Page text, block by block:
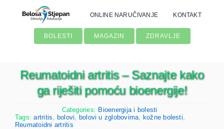
ONLINE NARUČIVANJE KONTAKT
BOLESTI MAGAZIN ZDRAVLJE
Reumatoidni artritis – Saznajte kako
ga riješiti pomoću bioenergije!
Categories: Bioenergija i bolesti
Tags:artritis bolovi bolovi u zglobovima kožne bolesti
Reumatoidni artritis